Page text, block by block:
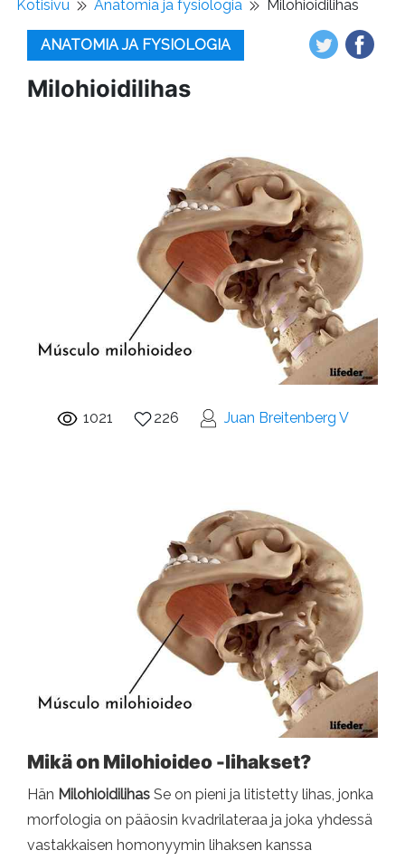
Kotisivu Anatomia ja fysiologia Milohioidilihas
ANATOMIA JA FYSIOLOGIA
Milohioidilihas
1021 226 Juan Breitenberg V
Mikä on Milohioideo -lihakset?
Hän Milohioidilihas Se on pieni ja litistetty lihas, jonka
morfologia on pääosin kvadrilateraa ja joka yhdessä
vastakkaisen homonyymin lihaksen kanssa